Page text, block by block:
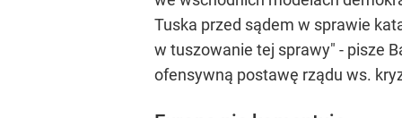
Tuska przed sądem w sprawie
w tuszowanie tej sprawy" - pisze
ofensywną postawę rządu ws.